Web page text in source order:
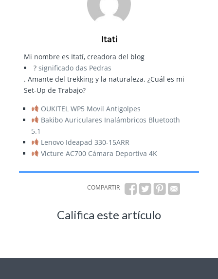
Itati
Mi nombre es Itatí, creadora del blog
? significado das Pedras
. Amante del trekking y la naturaleza. ¿Cuál es mi
Set-Up de Trabajo?
OUKITEL WP5 Movil Antigolpes
Bakibo Auriculares Inalámbricos Bluetooth
5.1
Lenovo Ideapad 330-15ARR
Victure AC700 Cámara Deportiva 4K
COMPARTIR
Califica este artículo